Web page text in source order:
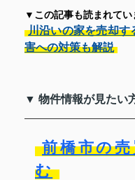
▼この記事も読まれてい
川沿いの家を売却す
害への対策も解説
▼ 物件情報が見たい
前橋市の
む